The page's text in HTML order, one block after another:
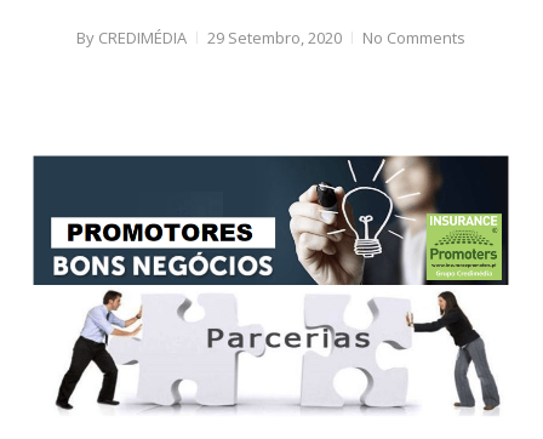
By CREDIMÉDIA 29 Setembro, 2020 No Comments